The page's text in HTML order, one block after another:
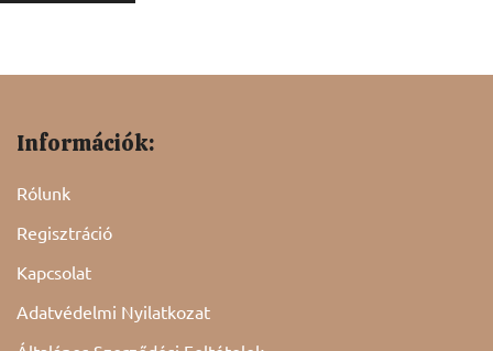
Információk:
Rólunk
Regisztráció
Kapcsolat
Adatvédelmi Nyilatkozat